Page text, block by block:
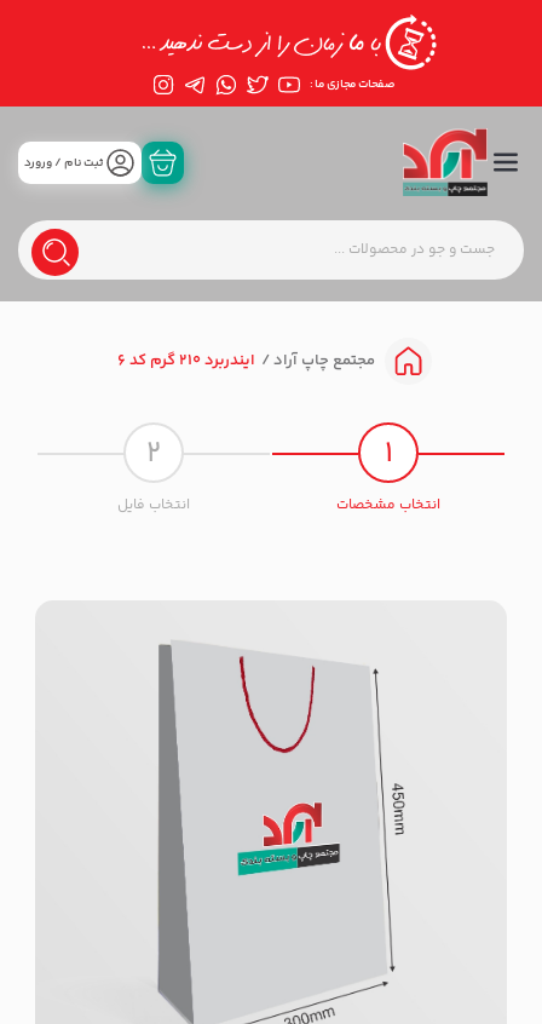
صفحات مجازی ما :
ثبت نام / ورورد
مجتمع چاپ آراد ایندربرد 210 گرم کد 6
1
انتخاب مشخصات
2
انتخاب فایل